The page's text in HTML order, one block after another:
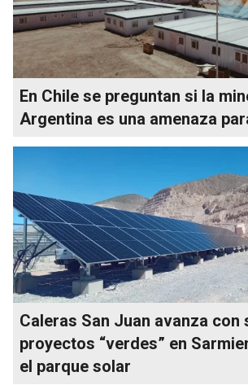
En Chile se preguntan si la
Argentina es una amenaza
Caleras San Juan avanza con
proyectos “verdes” en
el parque solar